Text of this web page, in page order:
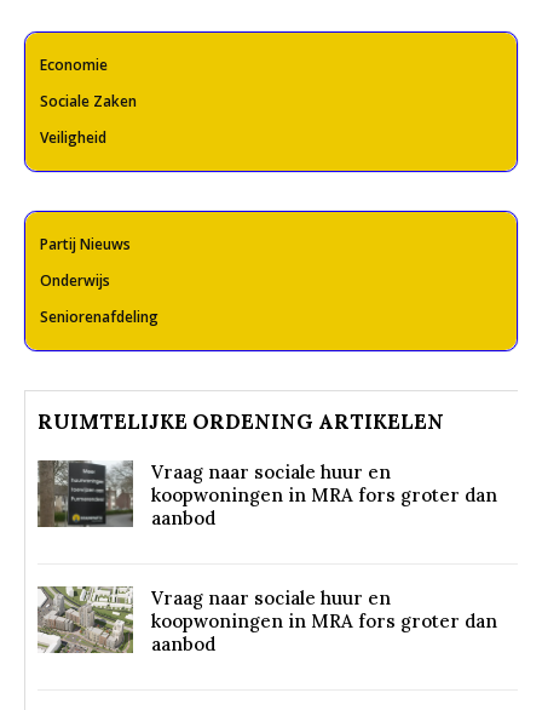
Economie
Sociale Zaken
Veiligheid
Partij Nieuws
Onderwijs
Seniorenafdeling
RUIMTELIJKE ORDENING ARTIKELEN
Vraag naar sociale huur en
koopwoningen in MRA fors groter dan
aanbod
Vraag naar sociale huur en
koopwoningen in MRA fors groter dan
aanbod